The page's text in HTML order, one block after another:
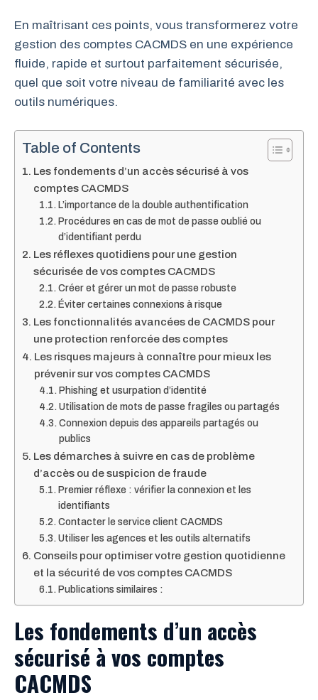
En maîtrisant ces points, vous transformerez votre
gestion des comptes CACMDS en une expérience
fluide, rapide et surtout parfaitement sécurisée,
quel que soit votre niveau de familiarité avec les
outils numériques.
Table of Contents
Les fondements d’un accès sécurisé à vos
comptes CACMDS
L’importance de la double authentification
Procédures en cas de mot de passe oublié ou
d’identifiant perdu
Les réflexes quotidiens pour une gestion
sécurisée de vos comptes CACMDS
Créer et gérer un mot de passe robuste
Éviter certaines connexions à risque
Les fonctionnalités avancées de CACMDS pour
une protection renforcée des comptes
Les risques majeurs à connaître pour mieux les
prévenir sur vos comptes CACMDS
Phishing et usurpation d’identité
Utilisation de mots de passe fragiles ou partagés
Connexion depuis des appareils partagés ou
publics
Les démarches à suivre en cas de problème
d’accès ou de suspicion de fraude
Premier réflexe : vérifier la connexion et les
identifiants
Contacter le service client CACMDS
Utiliser les agences et les outils alternatifs
Conseils pour optimiser votre gestion quotidienne
et la sécurité de vos comptes CACMDS
Publications similaires :
Les fondements d’un accès
sécurisé à vos comptes
CACMDS